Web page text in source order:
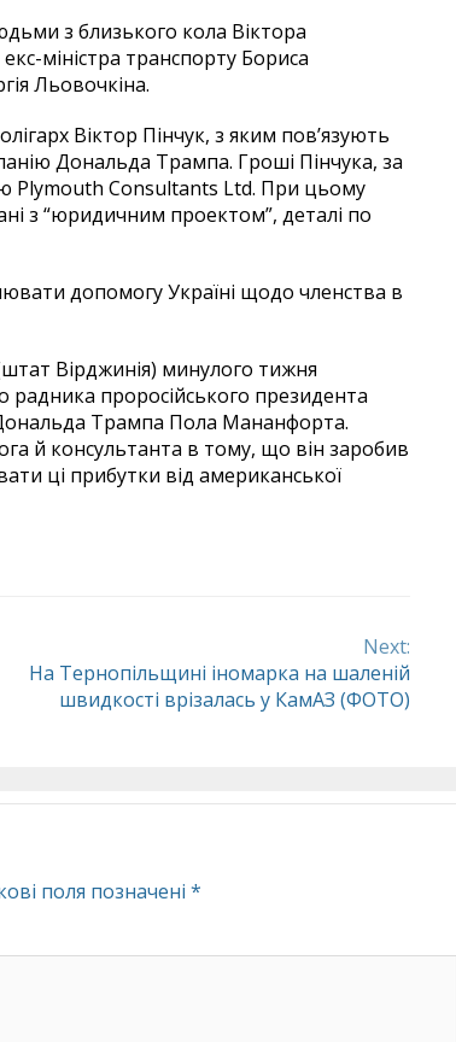
з близького кола Віктора
міністра транспорту Бориса
Льовочкіна.
Віктор Пінчук, з яким пов’язують
Дональда Трампа. Гроші Пінчука, за
Plymouth Consultants Ltd. При цьому
з “юридичним проектом”, деталі по
допомогу Україні щодо членства в
Вірджинія) минулого тижня
радника проросійського президента
Трампа Пола Мананфорта.
й консультанта в тому, що він заробив
ці прибутки від американської
Next:
На Тернопільщині іномарка на шаленій
швидкості врізалась у КамАЗ (ФОТО)
поля позначені *